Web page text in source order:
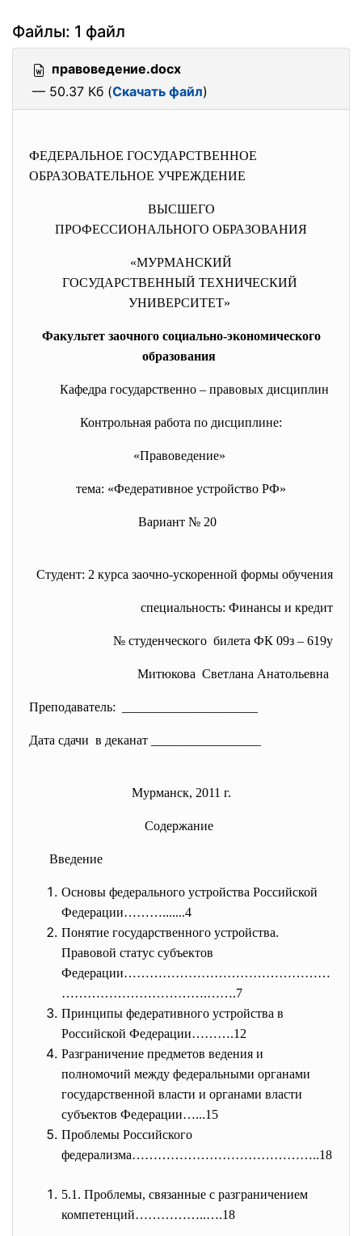
Файлы: 1 файл
правоведение.docx
— 50.37 Кб (Скачать файл)
ФЕДЕРАЛЬНОЕ ГОСУДАРСТВЕННОЕ
ОБРАЗОВАТЕЛЬНОЕ УЧРЕЖДЕНИЕ
ВЫСШЕГО
ПРОФЕССИОНАЛЬНОГО ОБРАЗОВАНИЯ
«МУРМАНСКИЙ
ГОСУДАРСТВЕННЫЙ ТЕХНИЧЕСКИЙ
УНИВЕРСИТЕТ»
Факультет заочного социально-экономического
образования
Кафедра государственно – правовых дисциплин
Контрольная работа по дисциплине:
«Правоведение»
тема: «Федеративное устройство РФ»
Вариант № 20
Студент: 2 курса заочно-ускоренной формы обучения
специальность: Финансы и кредит
№ студенческого билета ФК 09з – 619у
Митюкова Светлана Анатольевна
Преподаватель: _____________________
Дата сдачи в деканат _________________
Мурманск, 2011 г.
Содержание
Введение
Основы федерального устройства Российской
Федерации……….......4
Понятие государственного устройства.
Правовой статус субъектов
Федерации…………………………………………
…………………………….…….7
Принципы федеративного устройства в
Российской Федерации……….12
Разграничение предметов ведения и
полномочий между федеральными органами
государственной власти и органами власти
субъектов Федерации…...15
Проблемы Российского
федерализма……………………………………..18
5.1. Проблемы, связанные с разграничением
компетенций……………..….18